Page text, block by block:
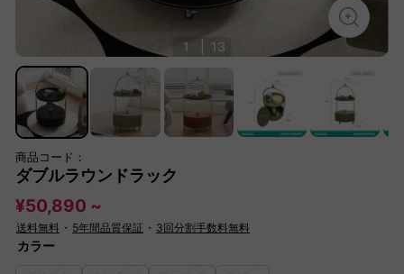
1 13
商品コード：
ダブルラウンドラック
¥50,890 ~
送料無料 ・ 5年間品質保証 ・ 3回分割手数料無料
カラー